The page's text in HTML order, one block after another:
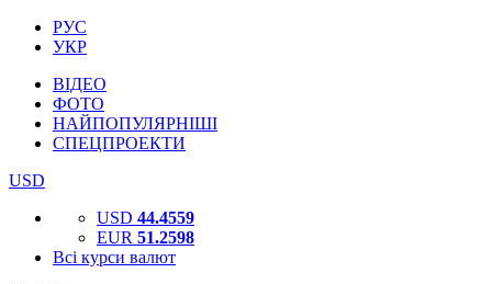
РУС
УКР
ВІДЕО
ФОТО
НАЙПОПУЛЯРНІШІ
СПЕЦПРОЕКТИ
USD
USD 44.4559
EUR 51.2598
Всі курси валют